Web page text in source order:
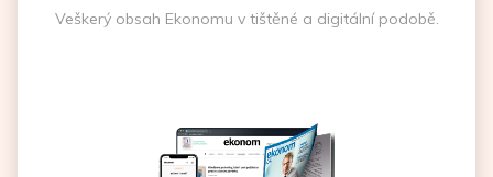
Veškerý obsah Ekonomu v tištěné a digitální podobě.